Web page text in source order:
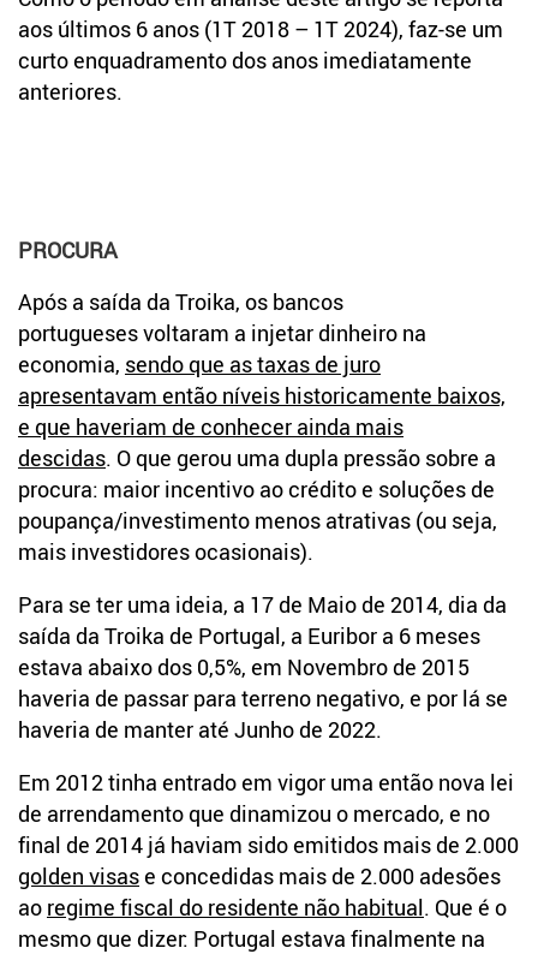
aos últimos 6 anos (1T 2018 – 1T 2024), faz-se um
curto enquadramento dos anos imediatamente
anteriores.
PROCURA
Após a saída da Troika, os bancos
portugueses voltaram a injetar dinheiro na
economia, sendo que as taxas de juro
apresentavam então níveis historicamente baixos,
e que haveriam de conhecer ainda mais
descidas. O que gerou uma dupla pressão sobre a
procura: maior incentivo ao crédito e soluções de
poupança/investimento menos atrativas (ou seja,
mais investidores ocasionais).
Para se ter uma ideia, a 17 de Maio de 2014, dia da
saída da Troika de Portugal, a Euribor a 6 meses
estava abaixo dos 0,5%, em Novembro de 2015
haveria de passar para terreno negativo, e por lá se
haveria de manter até Junho de 2022.
Em 2012 tinha entrado em vigor uma então nova lei
de arrendamento que dinamizou o mercado, e no
final de 2014 já haviam sido emitidos mais de 2.000
golden visase concedidas mais de 2.000 adesões
ao regime fiscal do residente não habitual. Que é o
mesmo que dizer: Portugal estava finalmente na